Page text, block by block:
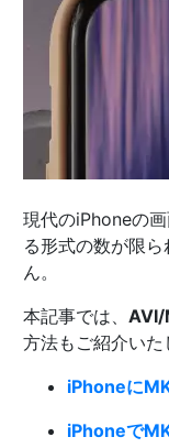
現代のiPhoneの
る形式の数が限
ん。
本記事では、 AVI/
方法もご紹介いた
iPhoneに
iPhoneで